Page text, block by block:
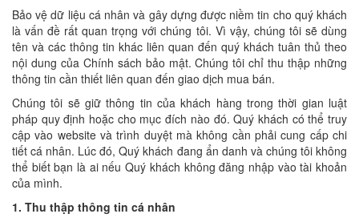
Bảo vệ dữ liệu cá nhân và gây dựng được niềm tin cho quý khách
là vấn đề rất quan trọng với chúng tôi. Vì vậy, chúng tôi sẽ dùng
tên và các thông tin khác liên quan đến quý khách tuân thủ theo
nội dung của Chính sách bảo mật. Chúng tôi chỉ thu thập những
thông tin cần thiết liên quan đến giao dịch mua bán.
Chúng tôi sẽ giữ thông tin của khách hàng trong thời gian luật
pháp quy định hoặc cho mục đích nào đó. Quý khách có thể truy
cập vào website và trình duyệt mà không cần phải cung cấp chi
tiết cá nhân. Lúc đó, Quý khách đang ẩn danh và chúng tôi không
thể biết bạn là ai nếu Quý khách không đăng nhập vào tài khoản
của mình.
1. Thu thập thông tin cá nhân